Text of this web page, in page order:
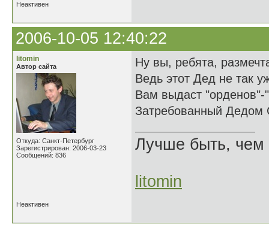
Неактивен
2006-10-05 12:40:22
litomin
Автор сайта
Откуда: Санкт-Петербург
Зарегистрирован: 2006-03-23
Сообщений: 836
Ну вы, ребята,
Ведь этот Дед не так
Вам выдаст "орденов"-
Затребованный
Лучше быть, чем
litomin
Неактивен